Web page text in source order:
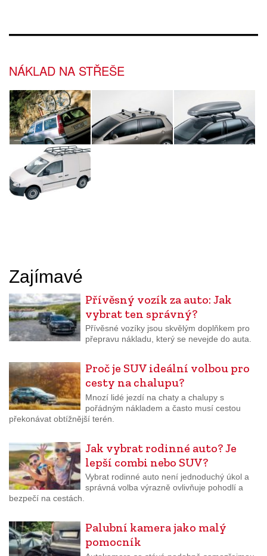
NÁKLAD NA STŘEŠE
Zajímavé
Přívěsný vozík za auto: Jak
vybrat ten správný?
Přívěsné vozíky jsou skvělým doplňkem pro
přepravu nákladu, který se nevejde do auta.
Proč je SUV ideální volbou pro
cesty na chalupu?
Mnozí lidé jezdí na chaty a chalupy s
pořádným nákladem a často musí cestou
překonávat obtížnější terén.
Jak vybrat rodinné auto? Je
lepší combi nebo SUV?
Vybrat rodinné auto není jednoduchý úkol a
správná volba výrazně ovlivňuje pohodlí a
bezpečí na cestách.
Palubní kamera jako malý
pomocník